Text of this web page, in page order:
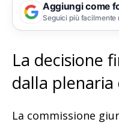
Aggiungi come
Seguici più
La decisione
dalla plenaria
La commissione